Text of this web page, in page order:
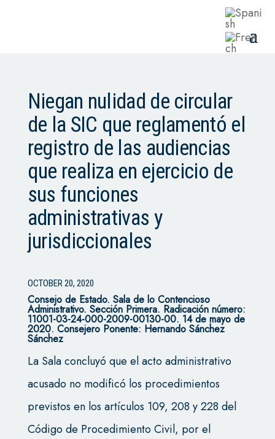
Niegan nulidad de circular
de la SIC que reglamentó el
registro de las audiencias
que realiza en ejercicio de
sus funciones
administrativas y
jurisdiccionales
OCTOBER 20, 2020
Consejo de Estado. Sala de lo Contencioso
Administrativo. Sección Primera. Radicación número:
11001-03-24-000-2009-00130-00. 14 de mayo de
2020. Consejero Ponente: Hernando Sánchez
Sánchez
La Sala concluyó que el acto administrativo
acusado no modificó los procedimientos
previstos en los artículos 109, 208 y 228 del
Código de Procedimiento Civil, por el